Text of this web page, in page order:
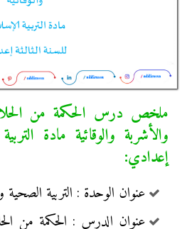
ملخص درس الحكمة من
والأشربة والوقائية مادة
إعدادي:
عنوان الوحدة : التربية الصحية
عنوان الدرس : الحكمة من